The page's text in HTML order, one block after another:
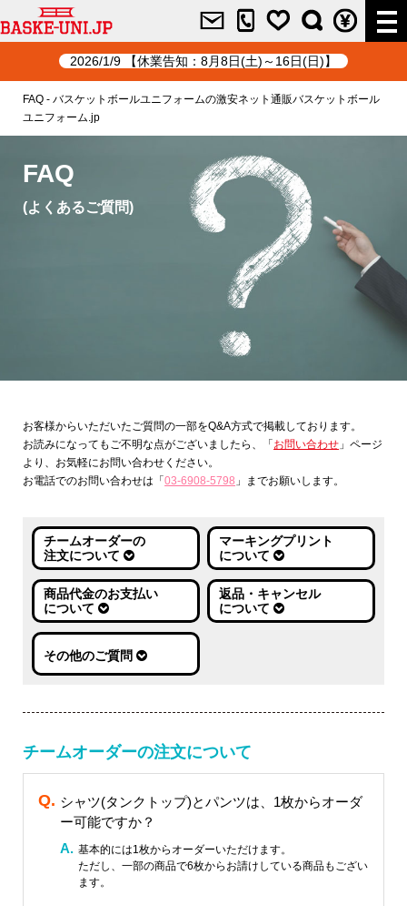
2026/1/9 【休業告知：8月8日(土)～16日(日)】
FAQ - バスケットボールユニフォームの激安ネット通販バスケットボール
ユニフォーム.jp
FAQ
(よくあるご質問)
お客様からいただいたご質問の一部をQ&A方式で掲載しております。
お読みになってもご不明な点がございましたら、「お問い合わせ 」ページ
より、お気軽にお問い合わせください。
お電話でのお問い合わせは「03-6908-5798 」までお願いします。
チームオーダーの
注文について
マーキングプリント
について
商品代金のお支払い
について
返品・キャンセル
について
その他のご質問
チームオーダーの注文について
シャツ(タンクトップ)とパンツは、1枚からオーダ
ー可能ですか？
基本的には1枚からオーダーいただけます。
ただし、一部の商品で6枚からお請けしている商品もござい
ます。